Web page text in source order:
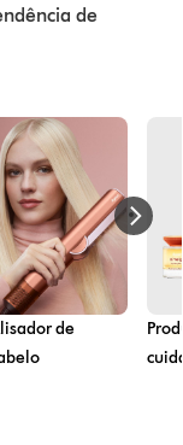
de
de